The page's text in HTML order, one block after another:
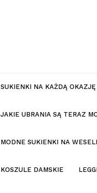
SUKIENKI NA KAŻDĄ OKAZJĘ
JAKIE UBRANIA SĄ TERAZ
MODNE SUKIENKI NA
KOSZULE DAMSKIE